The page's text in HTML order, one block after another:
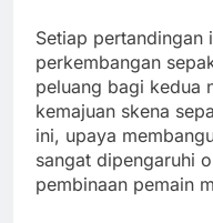
Setiap pertandingan
perkembangan
peluang bagi kedua
kemajuan skena
ini, upaya
sangat dipengaruhi
pembinaan pemain